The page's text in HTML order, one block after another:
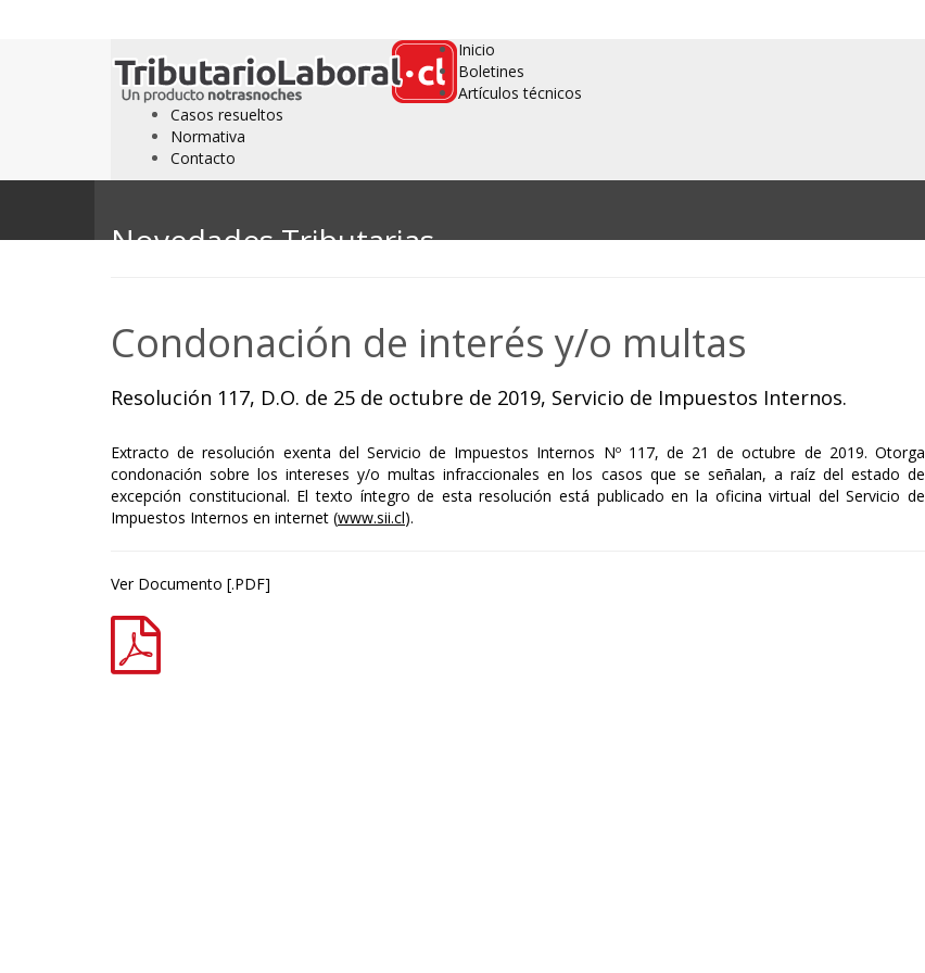
Inicio
Boletines
Artículos técnicos
Casos resueltos
Normativa
Contacto
Novedades Tributarias
Condonación de interés y/o multas
Resolución 117, D.O. de 25 de octubre de 2019, Servicio de Impuestos Internos.
Extracto de resolución exenta del Servicio de Impuestos Internos Nº 117, de 21 de octubre de 2019. Otorga
condonación sobre los intereses y/o multas infraccionales en los casos que se señalan, a raíz del estado de
excepción constitucional. El texto íntegro de esta resolución está publicado en la oficina virtual del Servicio de
Impuestos Internos en internet (www.sii.cl).
Ver Documento [.PDF]